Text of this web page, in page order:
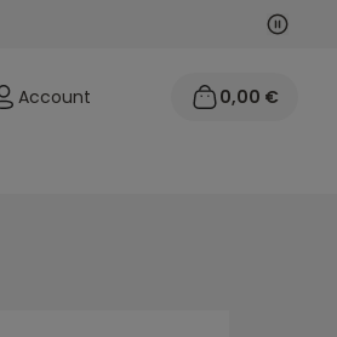
Vorige
Account 0,00 €